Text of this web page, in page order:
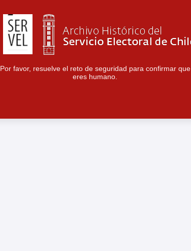
Por favor, resuelve el reto de seguridad para confirmar que
eres humano.